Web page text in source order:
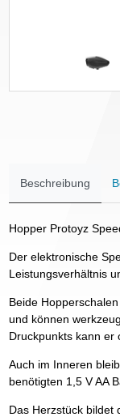
Beschreibung
Hopper Protoyz
Der elektronische
Leistungsverhältnis
Beide
und können
Druckpunkts kann er
Auch im Inneren
benötigten 1,5 V AA
Das Herzstück bildet